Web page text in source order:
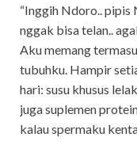
“Inggih Ndoro..
nggak bisa telan..
Aku memang
tubuhku. Hampir
hari: susu khusus
juga suplemen
kalau spermaku